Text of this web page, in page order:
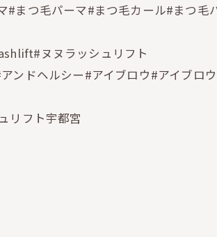
まつ毛パーマ#まつ毛カール#まつ毛
ヌヌラッシュリフト
ンドヘルシー#アイブロウ#アイブ
リフト宇都宮